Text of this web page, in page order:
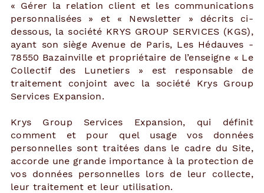
« Gérer la relation client et les communications
personnalisées » et « Newsletter » décrits ci-
dessous, la société KRYS GROUP SERVICES (KGS),
ayant son siège Avenue de Paris, Les Hédauves -
78550 Bazainville et propriétaire de l’enseigne « Le
Collectif des Lunetiers » est responsable de
traitement conjoint avec la société Krys Group
Services Expansion.
Krys Group Services Expansion, qui définit
comment et pour quel usage vos données
personnelles sont traitées dans le cadre du Site,
accorde une grande importance à la protection de
vos données personnelles lors de leur collecte,
leur traitement et leur utilisation.